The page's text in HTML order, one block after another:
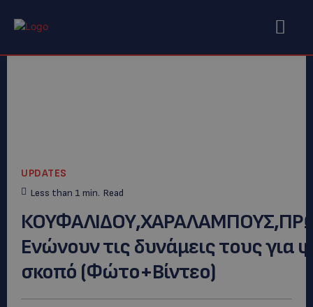
UPDATES
Less than 1 min. Read
Ενώνουν τις δυνάμεις τους για
σκοπό (Φώτο+Βίντεο)